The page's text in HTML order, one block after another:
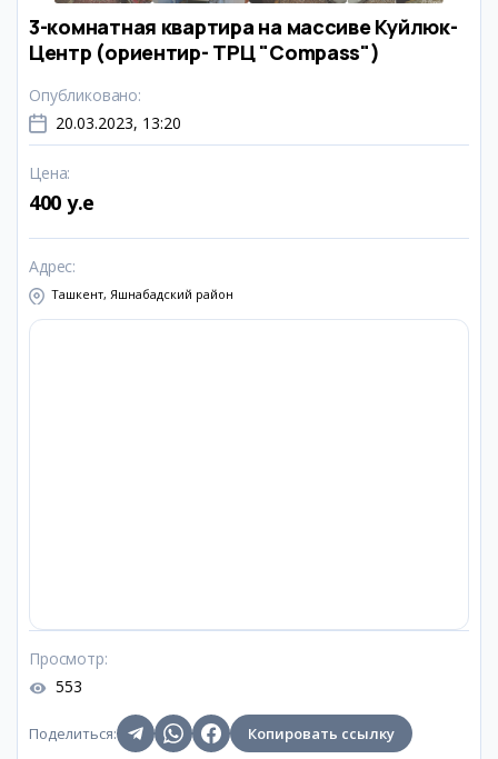
3-комнатная квартира на массиве Куйлюк-
Центр (ориентир- ТРЦ "Compass")
Опубликовано:
20.03.2023, 13:20
Цена:
400 y.e
Адрес:
Ташкент, Яшнабадский район
Просмотр:
553
Поделиться: Копировать ссылку